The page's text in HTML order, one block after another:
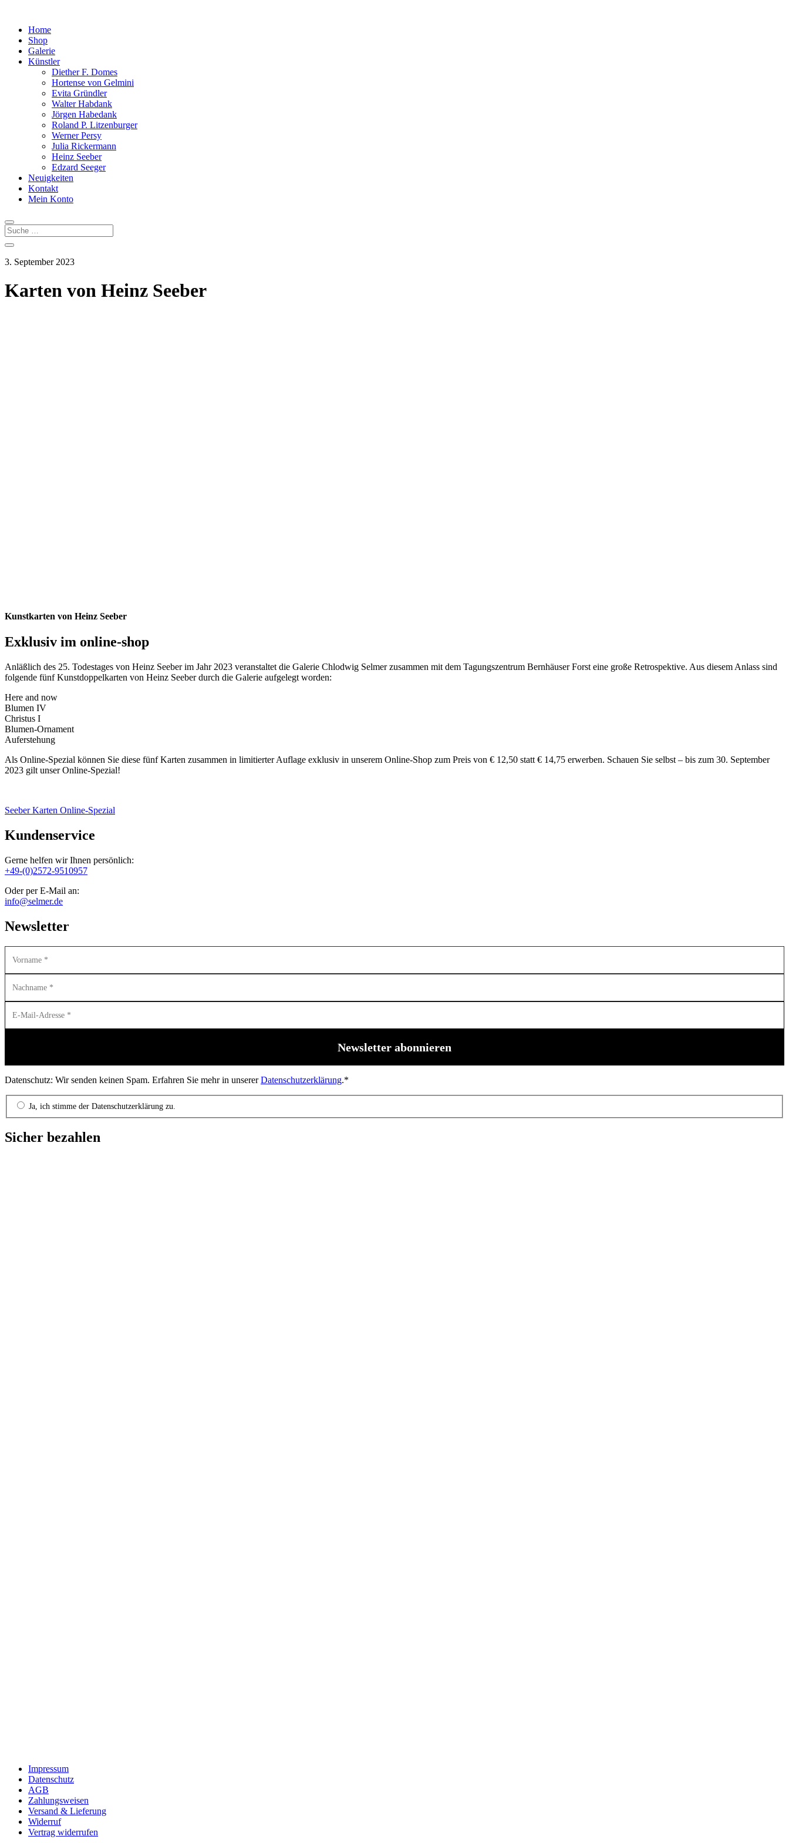
Home
Shop
Galerie
Künstler
Diether F. Domes
Hortense von Gelmini
Evita Gründler
Walter Habdank
Jörgen Habedank
Roland P. Litzenburger
Werner Persy
Julia Rickermann
Heinz Seeber
Edzard Seeger
Neuigkeiten
Kontakt
Mein Konto
3. September 2023
Karten von Heinz Seeber
Kunstkarten von Heinz Seeber
Exklusiv im online-shop
Anläßlich des 25. Todestages von Heinz Seeber im Jahr 2023 veranstaltet die Galerie Chlodwig Selmer zusammen mit dem Tagungszentrum Bernhäuser Forst eine große Retrospektive. Aus diesem Anlass sind
folgende fünf Kunstdoppelkarten von Heinz Seeber durch die Galerie aufgelegt worden:
Here and now
Blumen IV
Christus I
Blumen-Ornament
Auferstehung
Als Online-Spezial können Sie diese fünf Karten zusammen in limitierter Auflage exklusiv in unserem Online-Shop zum Preis von € 12,50 statt € 14,75 erwerben. Schauen Sie selbst – bis zum 30. September
2023 gilt unser Online-Spezial!
Seeber Karten Online-Spezial
Kundenservice
Gerne helfen wir Ihnen persönlich:
+49-(0)2572-9510957
Oder per E-Mail an:
info@selmer.de
Newsletter
Datenschutz: Wir senden keinen Spam. Erfahren Sie mehr in unsererDatenschutzerklärung.*
Ja, ich stimme der Datenschutzerklärung zu.
Sicher bezahlen
Impressum
Datenschutz
AGB
Zahlungsweisen
Versand & Lieferung
Widerruf
Vertrag widerrufen